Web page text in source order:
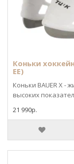
Коньки
EE)
Коньки BAUER X -
высоких
21 990р.